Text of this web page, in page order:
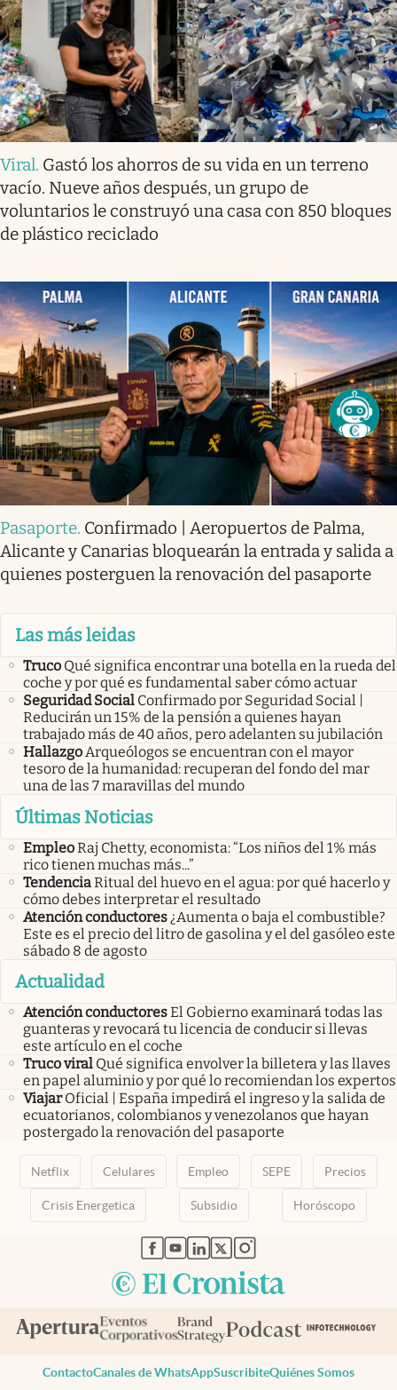
Viral. Gastó los ahorros de su vida en un terreno
vacío. Nueve años después, un grupo de
voluntarios le construyó una casa con 850 bloques
de plástico reciclado
Pasaporte. Confirmado | Aeropuertos de Palma,
Alicante y Canarias bloquearán la entrada y salida a
quienes posterguen la renovación del pasaporte
Las más leidas
Truco Qué significa encontrar una botella en la rueda del
coche y por qué es fundamental saber cómo actuar
Seguridad Social Confirmado por Seguridad Social |
Reducirán un 15% de la pensión a quienes hayan
trabajado más de 40 años, pero adelanten su jubilación
HallazgoArqueólogos se encuentran con el mayor
tesoro de la humanidad: recuperan del fondo del mar
una de las 7 maravillas del mundo
Últimas Noticias
EmpleoRaj Chetty, economista: “Los niños del 1% más
rico tienen muchas más...”
TendenciaRitual del huevo en el agua: por qué hacerlo y
cómo debes interpretar el resultado
Atención conductores¿Aumenta o baja el combustible?
Este es el precio del litro de gasolina y el del gasóleo este
sábado 8 de agosto
Actualidad
Atención conductoresEl Gobierno examinará todas las
guanteras y revocará tu licencia de conducir si llevas
este artículo en el coche
Truco viral Qué significa envolver la billetera y las llaves
en papel aluminio y por qué lo recomiendan los expertos
Viajar Oficial | España impedirá el ingreso y la salida de
ecuatorianos, colombianos y venezolanos que hayan
postergado la renovación del pasaporte
Netflix Celulares Empleo SEPE Precios
Crisis Energetica Subsidio Horóscopo
abre en nueva pestaña
abre en nueva pestaña
abre en nueva pestaña
abre en nueva pestaña
abre en nueva pestaña
ContactoCanales de WhatsAppSuscribiteQuiénes Somos